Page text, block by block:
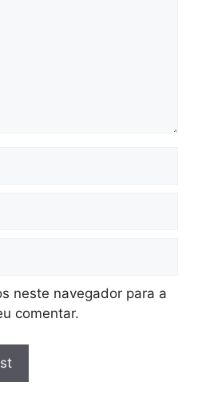
neste navegador para a
comentar.